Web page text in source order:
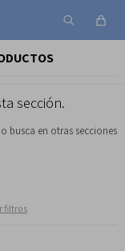
sección.
busca en otras secciones
filtros